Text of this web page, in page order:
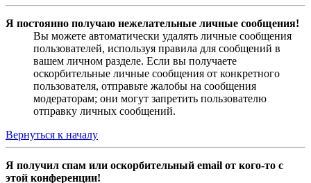
Я постоянно получаю нежелательные личные сообщения!
Вы можете автоматически удалять личные сообщения
пользователей, используя правила для сообщений в
вашем личном разделе. Если вы получаете
оскорбительные личные сообщения от конкретного
пользователя, отправьте жалобы на сообщения
модераторам; они могут запретить пользователю
отправку личных сообщений.
Вернуться к началу
Я получил спам или оскорбительный email от кого-то с
этой конференции!